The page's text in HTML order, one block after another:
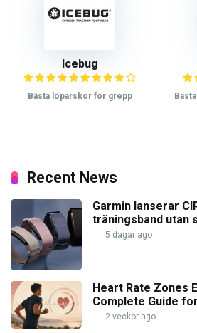
Icebug
Bästa löparskor för grepp
Recent News
Garmin lanserar
träningsband utan
5 dagar ago
Heart Rate Zones
Complete Guide
2 veckor ago